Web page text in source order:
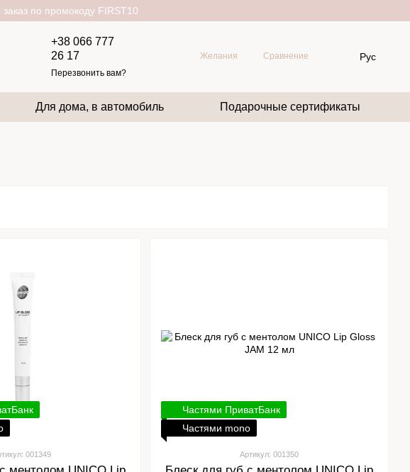
по промокоду FIRST10
+38 066 777
26 17
Перезвонить вам?
Желания Сравнение Рус
Для дома, в автомобиль Подарочные сертификаты
001349
Частями ПриватБанк
Частями mono
Артикул: 001350